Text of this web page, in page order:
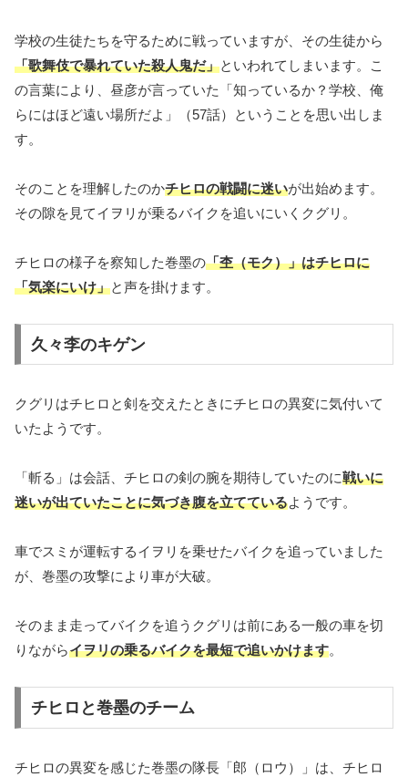
学校の生徒たちを守るために戦っていますが、その生徒から
「歌舞伎で暴れていた殺人鬼だ」といわれてしまいます。こ
の言葉により、昼彦が言っていた「知っているか？学校、俺
らにはほど遠い場所だよ」（57話）ということを思い出しま
す。
そのことを理解したのかチヒロの戦闘に迷いが出始めます。
その隙を見てイヲリが乗るバイクを追いにいくクグリ。
チヒロの様子を察知した巻墨の「杢（モク）」はチヒロに
「気楽にいけ」と声を掛けます。
久々李のキゲン
クグリはチヒロと剣を交えたときにチヒロの異変に気付いて
いたようです。
「斬る」は会話、チヒロの剣の腕を期待していたのに戦いに
迷いが出ていたことに気づき腹を立てているようです。
車でスミが運転するイヲリを乗せたバイクを追っていました
が、巻墨の攻撃により車が大破。
そのまま走ってバイクを追うクグリは前にある一般の車を切
りながらイヲリの乗るバイクを最短で追いかけます。
チヒロと巻墨のチーム
チヒロの異変を感じた巻墨の隊長「郎（ロウ）」は、チヒロ